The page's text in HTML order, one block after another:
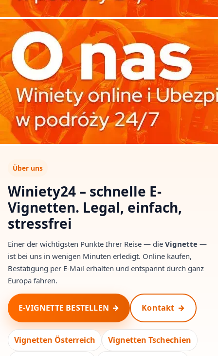
Über uns
Winiety24 – schnelle E-
Vignetten. Legal, einfach,
stressfrei
Einer der wichtigsten Punkte Ihrer Reise — die Vignette —
ist bei uns in wenigen Minuten erledigt. Online kaufen,
Bestätigung per E-Mail erhalten und entspannt durch ganz
Europa fahren.
E-VIGNETTE BESTELLEN Kontakt
Vignetten Österreich Vignetten Tschechien